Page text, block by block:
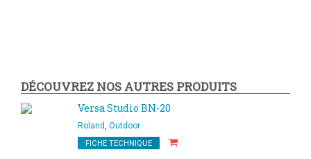
DÉCOUVREZ NOS AUTRES PRODUITS
Versa Studio BN-20
Roland Outdoor
FICHE TECHNIQUE